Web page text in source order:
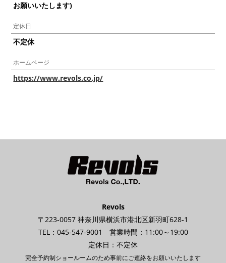
お願いいたします)
定休日
不定休
ホームページ
https://www.revols.co.jp/
Revols
〒223-0057 神奈川県横浜市港北区新羽町628-1
TEL：045-547-9001 営業時間：11:00～19:00
定休日：不定休
完全予約制ショールームのため事前にご連絡をお願いいたします